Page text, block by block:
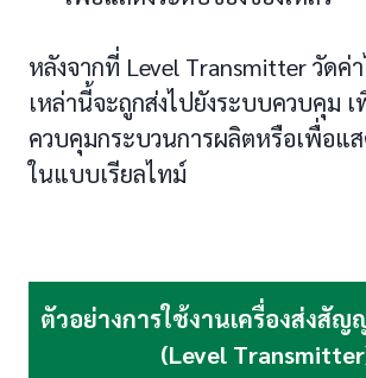
หลังจากที่ Level Transmitter วัดค่
เหล่านี้จะถูกส่งไปยังระบบควบคุม เ
ควบคุมกระบวนการผลิตหรือเพื่อแ
ในแบบเรียลไทม์
ตัวอย่างการใช้งานเครื่องส่งสั
(Level